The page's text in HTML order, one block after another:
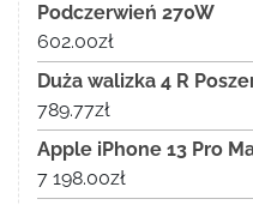
Podczerwień 270W
602.00zł
Duża walizka 4 R
789.77zł
Apple iPhone 13 Pro
7 198.00zł